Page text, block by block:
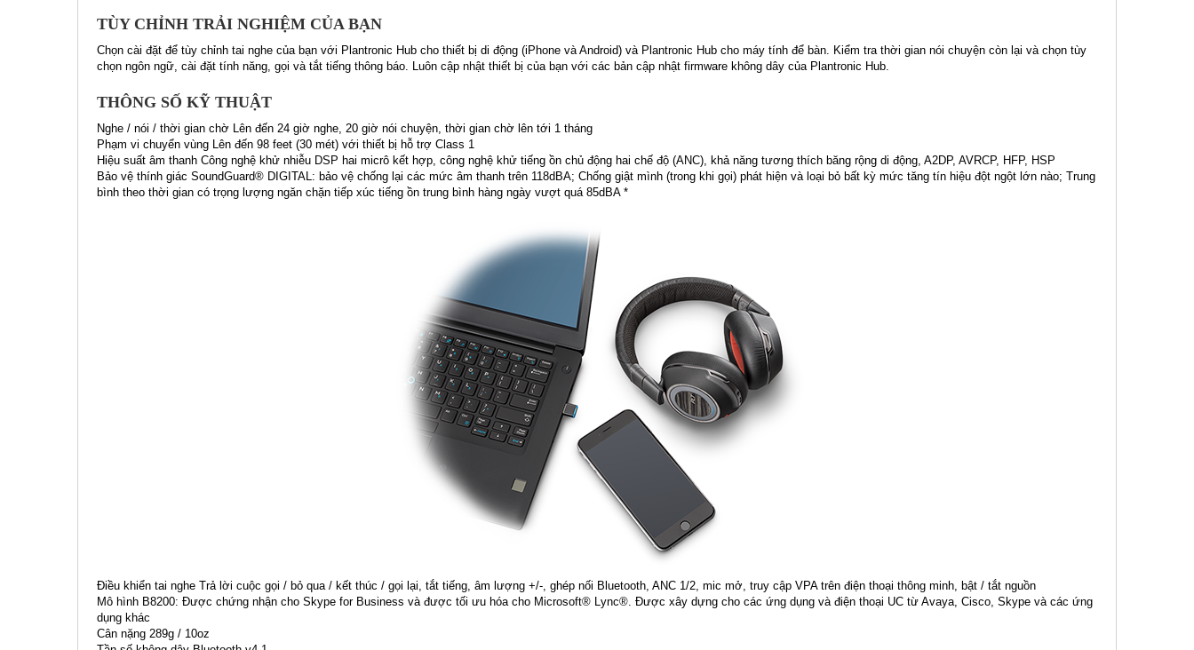
TÙY CHỈNH TRẢI NGHIỆM CỦA BẠN
Chọn cài đặt để tùy chỉnh tai nghe của bạn với Plantronic Hub cho thiết bị di động (iPhone và Android) và Plantronic Hub cho máy tính để bàn. Kiểm tra thời gian nói chuyện còn lại và chọn tùy
chọn ngôn ngữ, cài đặt tính năng, gọi và tắt tiếng thông báo. Luôn cập nhật thiết bị của bạn với các bản cập nhật firmware không dây của Plantronic Hub.
THÔNG SỐ KỸ THUẬT
Nghe / nói / thời gian chờ Lên đến 24 giờ nghe, 20 giờ nói chuyện, thời gian chờ lên tới 1 tháng
Phạm vi chuyển vùng Lên đến 98 feet (30 mét) với thiết bị hỗ trợ Class 1
Hiệu suất âm thanh Công nghệ khử nhiễu DSP hai micrô kết hợp, công nghệ khử tiếng ồn chủ động hai chế độ (ANC), khả năng tương thích băng rộng di động, A2DP, AVRCP, HFP, HSP
Bảo vệ thính giác SoundGuard® DIGITAL: bảo vệ chống lại các mức âm thanh trên 118dBA; Chống giật mình (trong khi gọi) phát hiện và loại bỏ bất kỳ mức tăng tín hiệu đột ngột lớn nào; Trung
bình theo thời gian có trọng lượng ngăn chặn tiếp xúc tiếng ồn trung bình hàng ngày vượt quá 85dBA *
Điều khiển tai nghe Trả lời cuộc gọi / bỏ qua / kết thúc / gọi lại, tắt tiếng, âm lượng +/-, ghép nối Bluetooth, ANC 1/2, mic mở, truy cập VPA trên điện thoại thông minh, bật / tắt nguồn
Mô hình B8200: Được chứng nhận cho Skype for Business và được tối ưu hóa cho Microsoft® Lync®. Được xây dựng cho các ứng dụng và điện thoại UC từ Avaya, Cisco, Skype và các ứng
dụng khác
Cân nặng 289g / 10oz